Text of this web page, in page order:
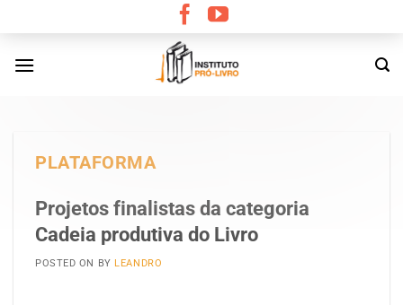
content
PLATAFORMA
Projetos finalistas da categoria
Cadeia produtiva do Livro
POSTED ON BY LEANDRO